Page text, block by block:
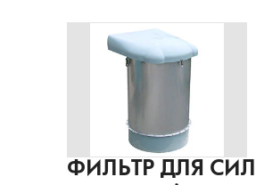
ФИЛЬТР ДЛЯ